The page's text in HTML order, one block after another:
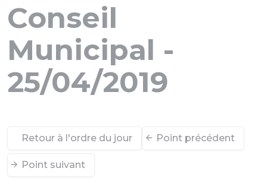
Conseil
Municipal -
25/04/2019
Retour à l'ordre du jour Point précédent
Point suivant